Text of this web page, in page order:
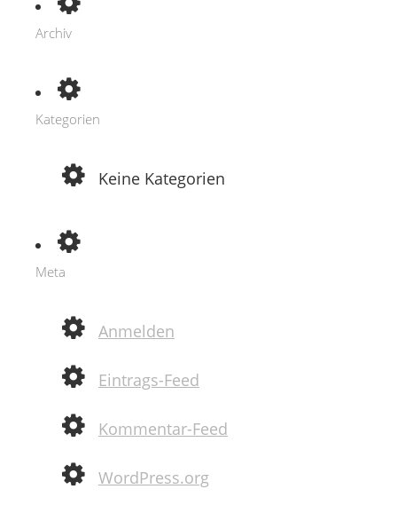
Archiv
Kategorien
Keine Kategorien
Meta
Anmelden
Eintrags-Feed
Kommentar-Feed
WordPress.org